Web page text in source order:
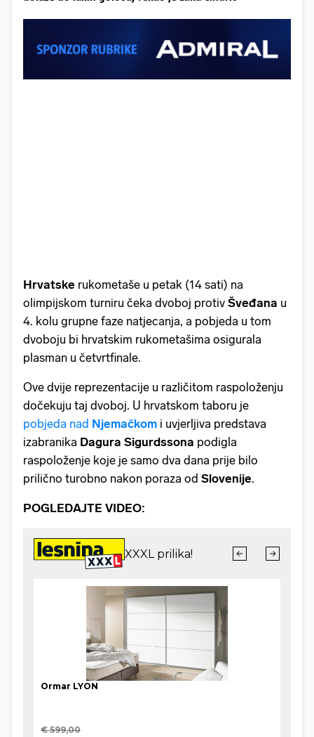
Hrvatske rukometaše u petak (14 sati) na
olimpijskom turniru čeka dvoboj protiv Šveđana u
4. kolu grupne faze natjecanja, a pobjeda u tom
dvoboju bi hrvatskim rukometašima osigurala
plasman u četvrtfinale.
Ove dvije reprezentacije u različitom raspoloženju
dočekuju taj dvoboj. U hrvatskom taboru je
pobjeda nad Njemačkom i uvjerljiva predstava
izabranika Dagura Sigurdssona podigla
raspoloženje koje je samo dva dana prije bilo
prilično turobno nakon poraza od Slovenije.
POGLEDAJTE VIDEO: